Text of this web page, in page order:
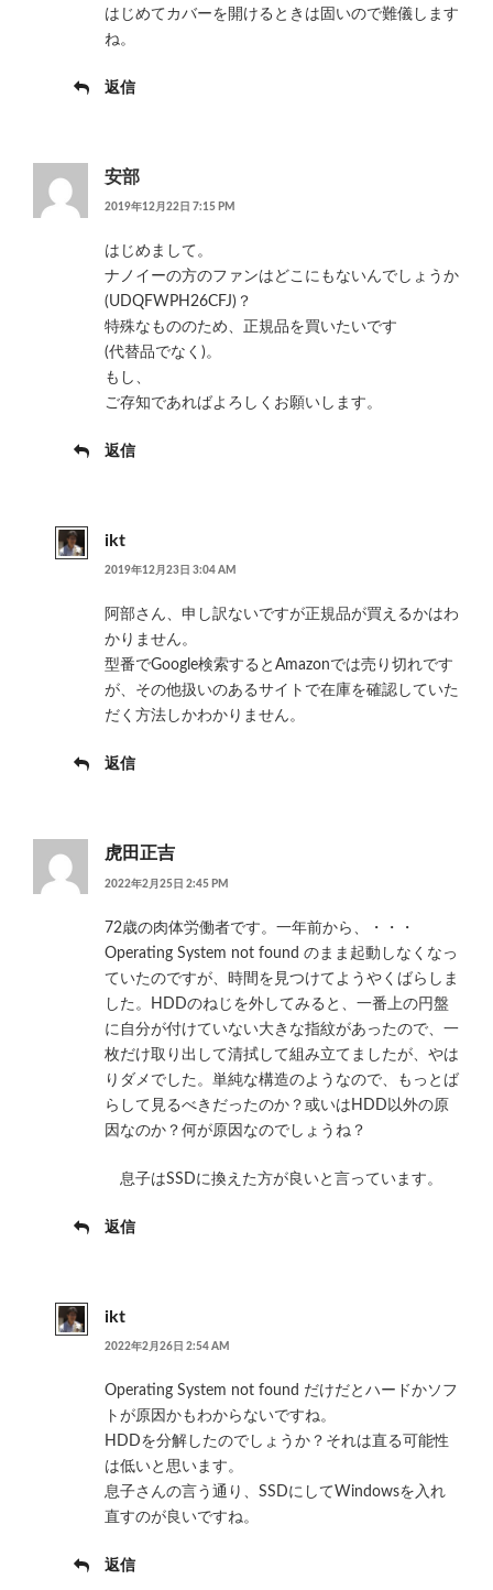
はじめてカバーを開けるときは固いので難儀します
ね。
返信
安部
2019年12月22日 7:15 PM
はじめまして。
ナノイーの方のファンはどこにもないんでしょうか
(UDQFWPH26CFJ)？
特殊なもののため、正規品を買いたいです
(代替品でなく)。
もし、
ご存知であればよろしくお願いします。
返信
ikt
2019年12月23日 3:04 AM
阿部さん、申し訳ないですが正規品が買えるかはわ
かりません。
型番でGoogle検索するとAmazonでは売り切れです
が、その他扱いのあるサイトで在庫を確認していた
だく方法しかわかりません。
返信
虎田正吉
2022年2月25日 2:45 PM
72歳の肉体労働者です。一年前から、・・・
Operating System not found のまま起動しなくなっ
ていたのですが、時間を見つけてようやくばらしま
した。HDDのねじを外してみると、一番上の円盤
に自分が付けていない大きな指紋があったので、一
枚だけ取り出して清拭して組み立てましたが、やは
りダメでした。単純な構造のようなので、もっとば
らして見るべきだったのか？或いはHDD以外の原
因なのか？何が原因なのでしょうね？
息子はSSDに換えた方が良いと言っています。
返信
ikt
2022年2月26日 2:54 AM
Operating System not found だけだとハードかソフ
トが原因かもわからないですね。
HDDを分解したのでしょうか？それは直る可能性
は低いと思います。
息子さんの言う通り、SSDにしてWindowsを入れ
直すのが良いですね。
返信